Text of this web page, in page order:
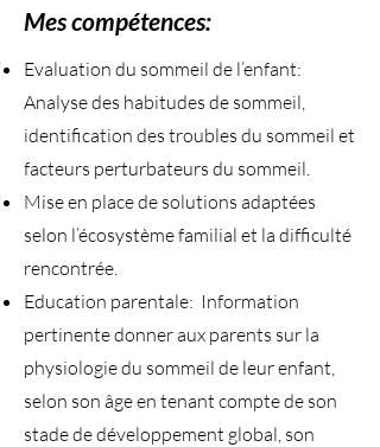
Mes compétences:
Evaluation du sommeil de l’enfant:
Analyse des habitudes de sommeil,
identification des troubles du sommeil et
facteurs perturbateurs du sommeil.
Mise en place de solutions adaptées
selon l’écosystème familial et la difficulté
rencontrée.
Education parentale: Information
pertinente donner aux parents sur la
physiologie du sommeil de leur enfant,
selon son âge en tenant compte de son
stade de développement global, son